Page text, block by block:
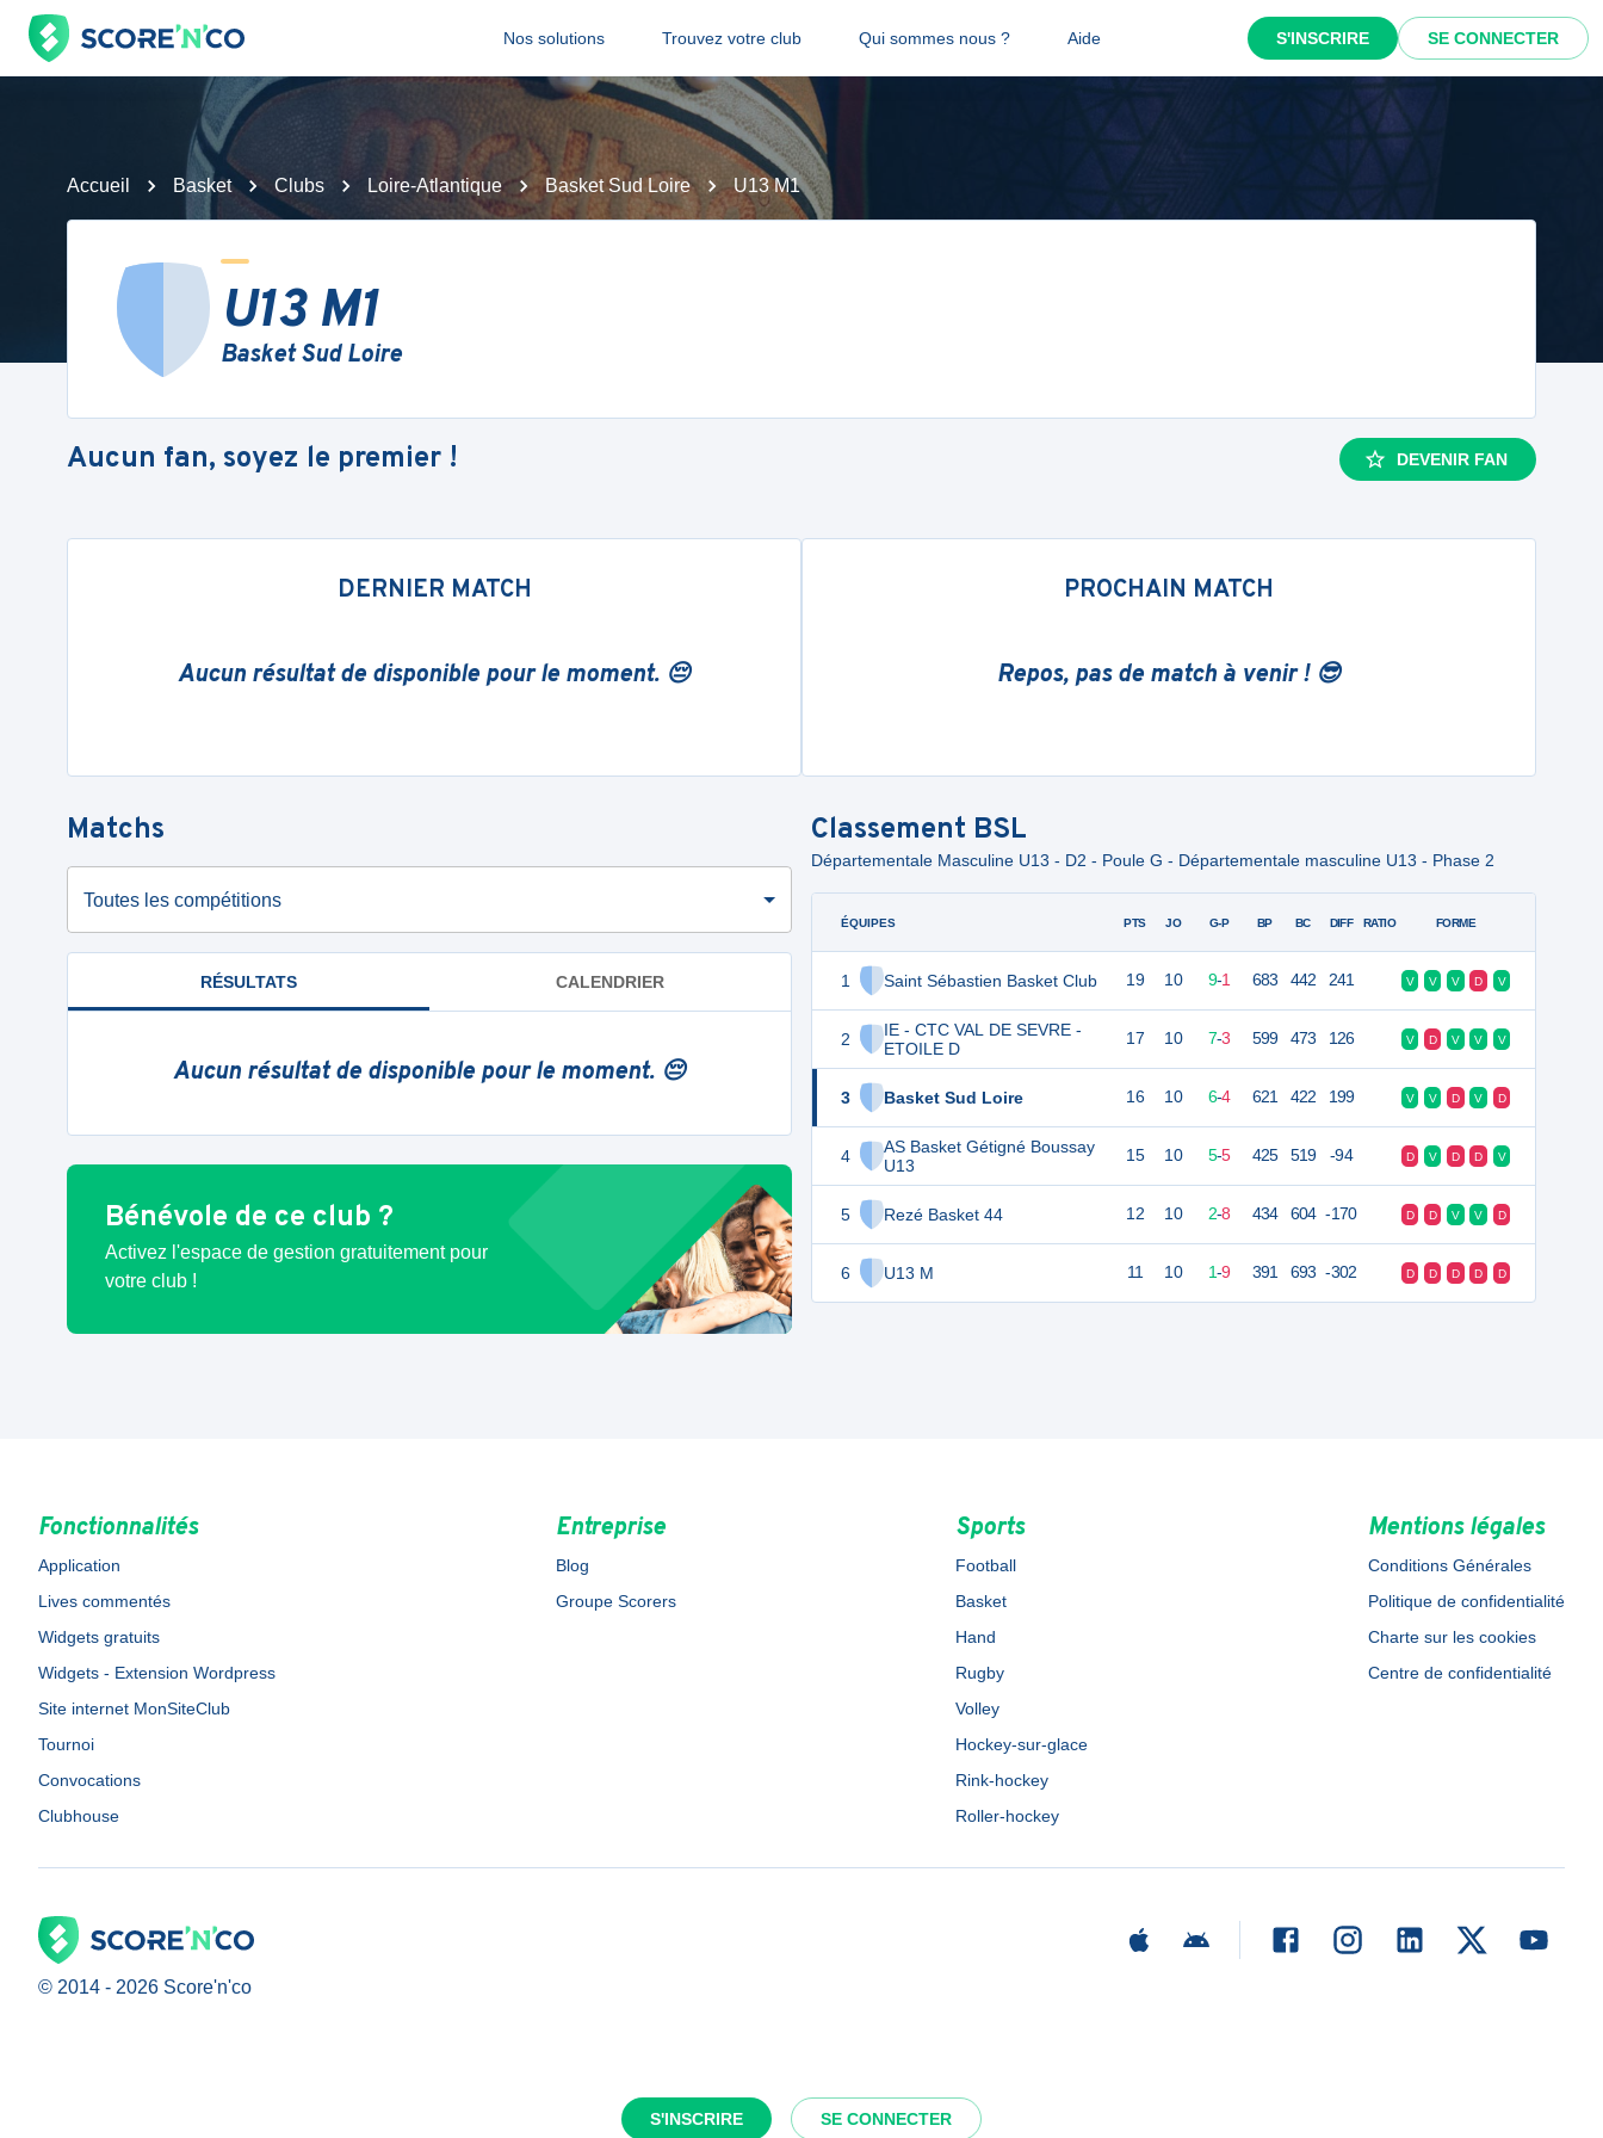
Nos solutions Trouvez votre club Qui sommes nous ? Aide S'INSCRIRE SE CONNECTER
S'INSCRIRE SE CONNECTER
Accueil Basket Clubs Loire-Atlantique Basket Sud Loire U13 M1
U13 M1
Basket Sud Loire
Aucun fan, soyez le premier ! DEVENIR FAN
DERNIER MATCH
Aucun résultat de disponible pour le moment. 😔
PROCHAIN MATCH
Repos, pas de match à venir ! 😎
Matchs
Toutes les compétitions
RÉSULTATS CALENDRIER
Aucun résultat de disponible pour le moment. 😔
Bénévole de ce club ?
Activez l'espace de gestion gratuitement pour
votre club !
Classement BSL
Départementale Masculine U13 - D2 - Poule G - Départementale masculine U13 - Phase 2
ÉQUIPES
1 Saint Sébastien Basket Club
2
IE - CTC VAL DE SEVRE -
ETOILE D
3 Basket Sud Loire
4
AS Basket Gétigné Boussay
U13
5 Rezé Basket 44
6 U13 M
PTS JO G-P BP BC DIFF RATIO FORME
19 10 9-1 683 442 241 V V V D V
17 10 7-3 599 473 126 V D V V V
16 10 6-4 621 422 199 V V D V D
15 10 5-5 425 519 -94 D V D D V
12 10 2-8 434 604 -170 D D V V D
11 10 1-9 391 693 -302 D D D D D
Fonctionnalités
Application
Lives commentés
Widgets gratuits
Widgets - Extension Wordpress
Site internet MonSiteClub
Tournoi
Convocations
Clubhouse
Entreprise
Blog
Groupe Scorers
Sports
Football
Basket
Hand
Rugby
Volley
Hockey-sur-glace
Rink-hockey
Roller-hockey
Mentions légales
Conditions Générales
Politique de confidentialité
Charte sur les cookies
Centre de confidentialité
© 2014 - 2026 Score'n'co